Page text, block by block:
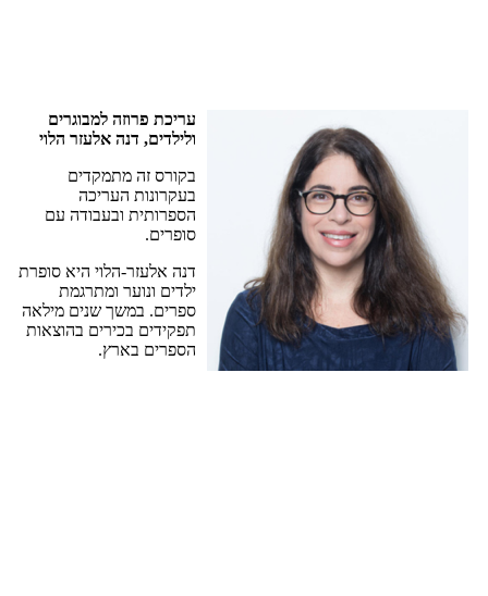
עריכת פרוזה למבוגרים
ולילדים, דנה אלעזר הלוי
בקורס זה מתמקדים
בעקרונות העריכה
הספרותית ובעבודה עם
סופרים.
דנה אלעזר-הלוי היא סופרת
ילדים ונוער ומתרגמת
ספרים. במשך שנים מילאה
תפקידים בכירים בהוצאות
הספרים בארץ.